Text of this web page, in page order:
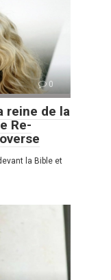
0
reine de la
Re-
la Bible et